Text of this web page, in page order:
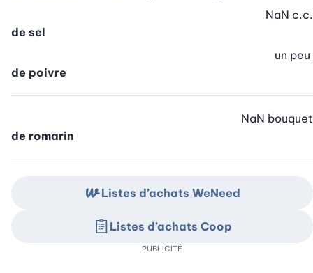
de sel
NaN c.c.
de poivre
un peu
de romarin
NaN bouquet
Listes d’achats WeNeed
Listes d’achats Coop
PUBLICITÉ